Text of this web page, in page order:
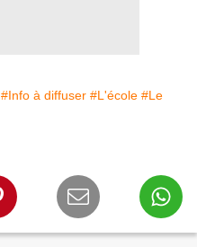
#Info à diffuser #L'école #Le